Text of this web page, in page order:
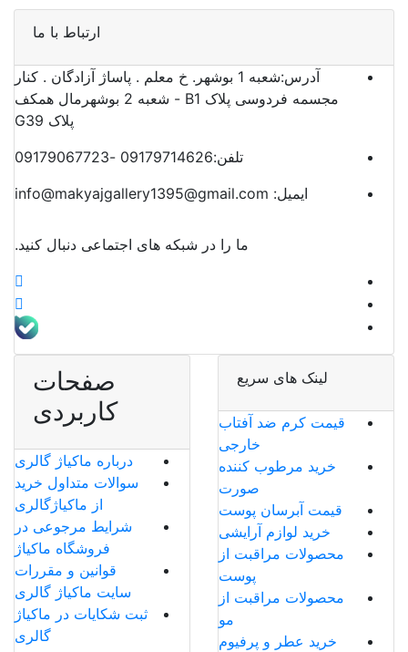
ارتباط با ما
آدرس:
شعبه 1 بوشهر. خ معلم . پاساژ آزادگان . کنار
مجسمه فردوسی پلاک B1 - شعبه 2 بوشهرمال همکف
پلاک G39
تلفن:09179714626 -09179067723
ایمیل:
ما را در شبکه های اجتماعی دنبال کنید.
لینک های سریع
قیمت کرم ضد آفتاب
خارجی
خرید مرطوب کننده
صورت
قیمت آبرسان پوست
خرید لوازم آرایشی
محصولات مراقبت از
پوست
محصولات مراقبت از
مو
خرید عطر و پرفیوم
صفحات
کاربردی
درباره ماکیاژ گالری
سوالات متداول خرید
از ماکیاژگالری
شرایط مرجوعی در
فروشگاه ماکیاژ
قوانین و مقررات
سایت ماکیاژ گالری
ثبت شکایات در ماکیاژ
گالری